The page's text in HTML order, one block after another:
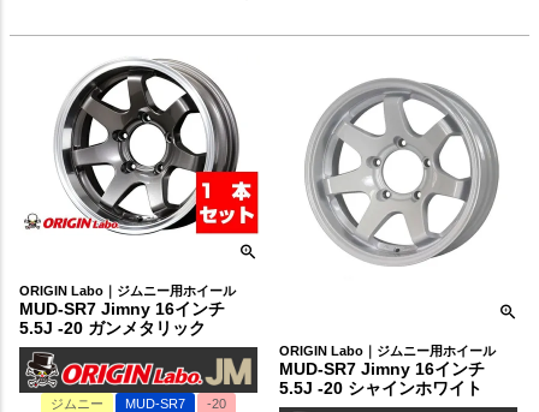
ORIGIN Labo｜ジムニー用ホイール
MUD-SR7 Jimny 16インチ
5.5J -20 ガンメタリック
ジムニー MUD-SR7
-20
ORIGIN Labo｜ジムニー用ホイール
MUD-SR7 Jimny 16インチ
5.5J -20 シャインホワイト